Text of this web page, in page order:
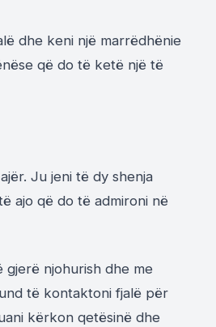
dhe keni një marrëdhënie
që do të ketë një të
Ju jeni të dy shenja
ajo që do të admironi në
gjerë njohurish dhe me
të kontaktoni fjalë për
kërkon qetësinë dhe